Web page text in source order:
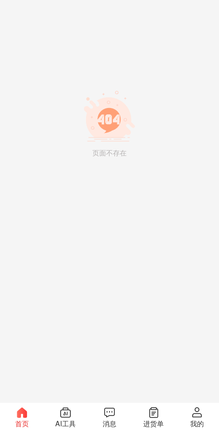
页面不存在
首页 AI工具 消息 进货单 我的